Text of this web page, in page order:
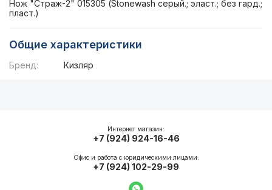
Нож "Страж-2" 015305 (Stonewash серый.; эласт.; без гард.;
пласт.)
Общие характеристики
Бренд: Кизляр
Интернет магазин:
+7 (924) 924-16-46
Офис и работа с юридическими лицами:
+7 (924) 102-29-99